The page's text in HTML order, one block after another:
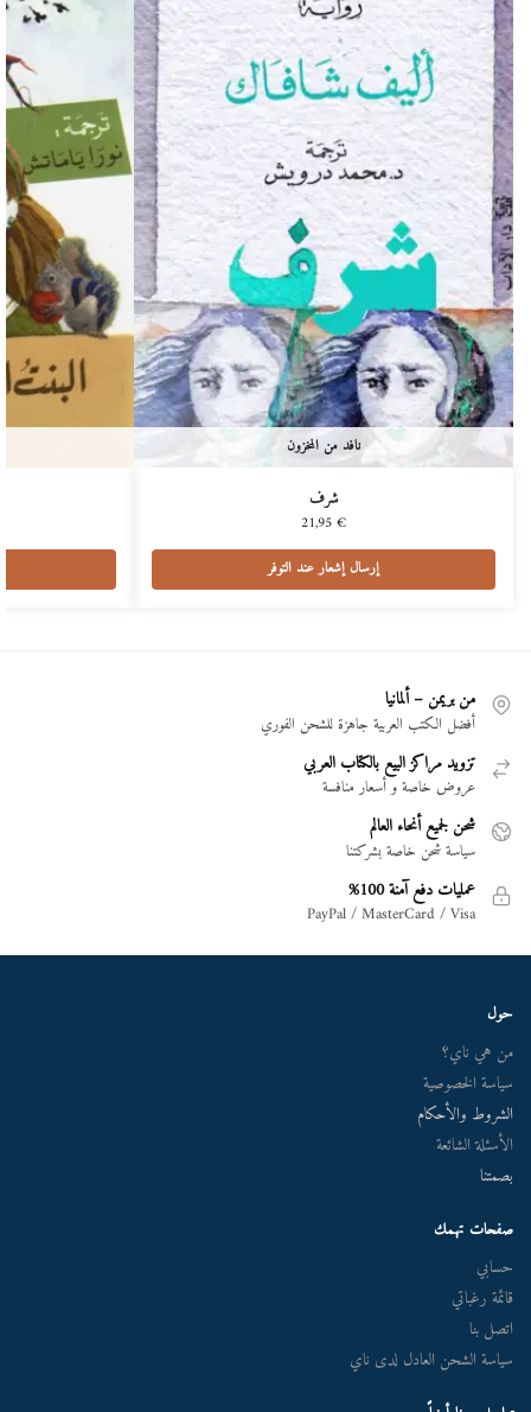
نافد من المخزون
شرف
21,95€
إرسال إشعار عند التوفر
من بريمن – ألمانيا
أفضل الكتب العربية جاهزة للشحن الفوري
تزويد مراكز البيع بالكتاب العربي
عروض خاصة و أسعار منافسة
شحن لجميع أنحاء العالم
سياسة شحن خاصة بشركتنا
عمليات دفع آمنة 100%
PayPal / MasterCard / Visa
حول
من هي ناي؟
سياسة الخصوصية
الشروط والأحكام
الأسئلة الشائعة
بصمتنا
صفحات تهمك
حسابي
قائمة رغباتي
اتصل بنا
سياسة الشحن العادل لدى ناي